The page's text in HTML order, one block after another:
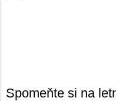
Spomeňte si na